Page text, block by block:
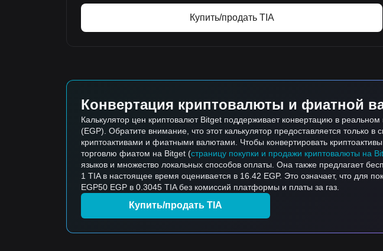
Купить/продать TIA
Конвертация криптовалюты и фиатной
Калькулятор цен криптовалют Bitget поддерживает конвертацию в
(EGP). Обратите внимание, что этот калькулятор предоставляется только
криптоактивами и фиатными валютами. Чтобы конвертировать
торговлю фиатом на Bitget (страницу покупки и продажи криптовалюты на
языков и множество локальных способов оплаты. Она также предлагает
1 TIA в настоящее время оценивается в 16.42 EGP. Это означает, что для
EGP50 EGP в 0.3045 TIA без комиссий платформы и платы за газ.
Купить/продать TIA